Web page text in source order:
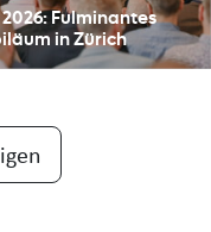
2026: Fulminantes
in Zürich